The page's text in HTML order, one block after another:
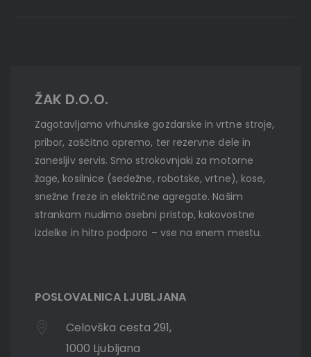
ŽAK D.O.O.
Zagotavljamo vrhunske gozdarske in vrtne stroje,
pribor, zaščitno opremo, ter rezervne dele in
zanesljiv servis. Smo strokovnjaki za motorne
žage, kosilnice (sedežne, robotske, vrtne), kose,
snežne freze in električne agregate. Našim
strankam nudimo osebni pristop, kakovostne
izdelke in hitro podporo – vse na enem mestu.
POSLOVALNICA LJUBLJANA
Celovška cesta 291,
1000 Ljubljana